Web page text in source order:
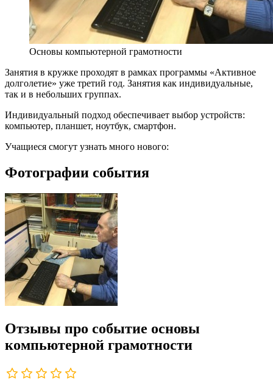
Основы компьютерной грамотности
Занятия в кружке проходят в рамках программы «Активное
долголетие» уже третий год. Занятия как индивидуальные,
так и в небольших группах.
Индивидуальный подход обеспечивает выбор устройств:
компьютер, планшет, ноутбук, смартфон.
Учащиеся смогут узнать много нового:
Фотографии события
Отзывы про событие основы
компьютерной грамотности